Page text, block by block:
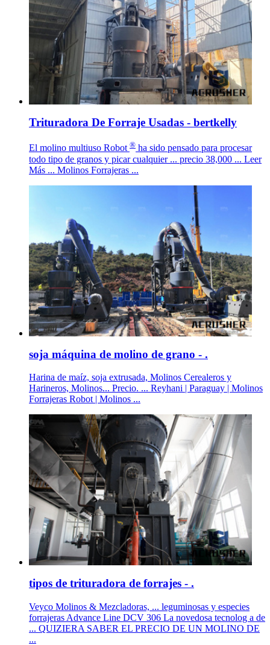
Trituradora De Forraje Usadas - bertkelly
El molino multiuso Robot ® ha sido pensado para procesar
todo tipo de granos y picar cualquier ... precio 38,000 ... Leer
Más ... Molinos Forrajeras ...
soja máquina de molino de grano - .
Harina de maíz, soja extrusada, Molinos Cerealeros y
Harineros, Molinos... Precio. ... Reyhani | Paraguay | Molinos
Forrajeras Robot | Molinos ...
tipos de trituradora de forrajes - .
Veyco Molinos & Mezcladoras, ... leguminosas y especies
forrajeras Advance Line DCV 306 La novedosa tecnolog a de
... QUIZIERA SABER EL PRECIO DE UN MOLINO DE
...